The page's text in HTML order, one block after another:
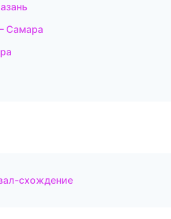
Самара
схождение